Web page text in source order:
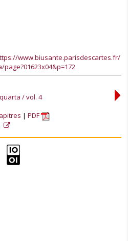
www.biusante.parisdescartes.fr/
/ vol. 4
PDF